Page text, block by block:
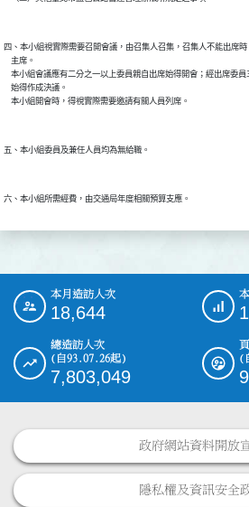
四、本小組視實際需要召開會議，由召集人召集，召集人不能出席
    主席。
本小組會議應有二分之一以上委員親自出席始得開會；經出席委員
    始得作成決議。
::: 本月造訪人次
18,644
總造訪人次
(自93.07.26起)
7,803,049
(
政府網站資料開放
隱私權及資訊安全